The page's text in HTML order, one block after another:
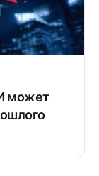
может